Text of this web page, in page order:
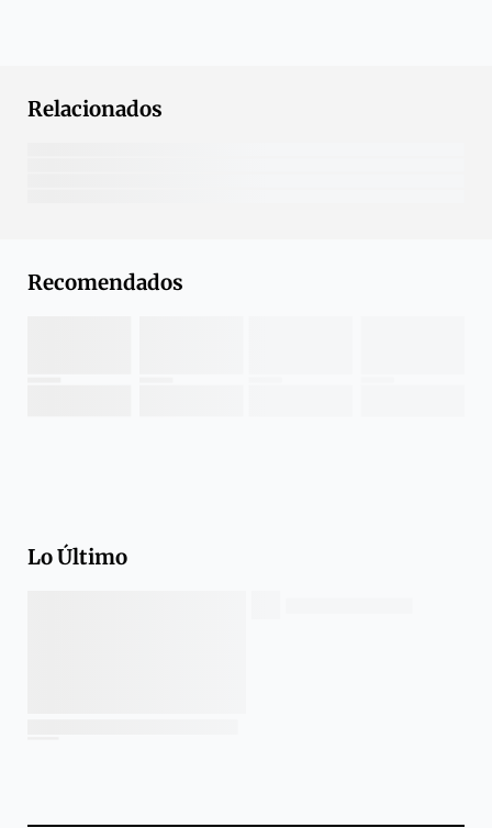
Relacionados
Recomendados
Lo Último